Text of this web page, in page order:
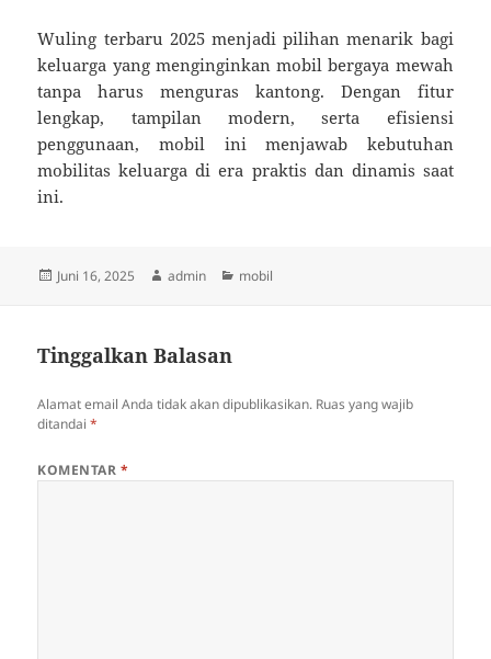
Wuling terbaru 2025 menjadi pilihan menarik bagi
keluarga yang menginginkan mobil bergaya mewah
tanpa harus menguras kantong. Dengan fitur
lengkap, tampilan modern, serta efisiensi
penggunaan, mobil ini menjawab kebutuhan
mobilitas keluarga di era praktis dan dinamis saat
ini.
Diposkan
Juni 16, 2025 Penulis
admin Kategori
mobil
Tinggalkan Balasan
Alamat email Anda tidak akan dipublikasikan. Ruas yang wajib
ditandai*
KOMENTAR *